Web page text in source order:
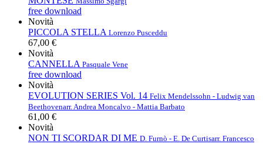
free download
Novità
PICCOLA STELLA Lorenzo Pusceddu
67,00 €
Novità
CANNELLA Pasquale Vene
free download
Novità
EVOLUTION SERIES Vol. 14 Felix Mendelssohn - Ludwig van
Beethovenarr. Andrea Moncalvo - Mattia Barbato
61,00 €
Novità
NON TI SCORDAR DI ME D. Furnò - E. De Curtisarr. Francesco